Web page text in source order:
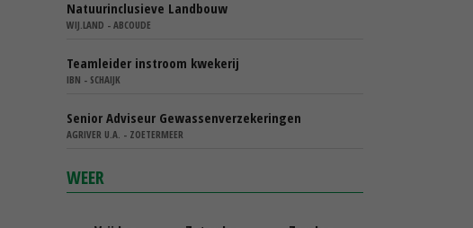
Natuurinclusieve Landbouw
WIJ.LAND - ABCOUDE
Teamleider instroom kwekerij
IBN - SCHAIJK
Senior Adviseur Gewassenverzekeringen
AGRIVER U.A. - ZOETERMEER
WEER